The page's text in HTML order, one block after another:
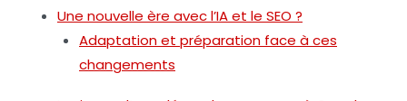
Une nouvelle ère avec l’IA et le SEO ?
Adaptation et préparation face à ces
changements